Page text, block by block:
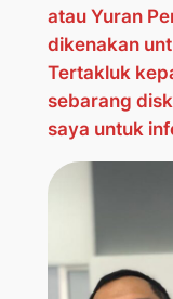
atau Yuran
dikenakan
Tertakluk
sebarang
saya untuk